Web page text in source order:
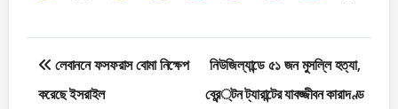
Post
navigation
লেবাননে ফসফরাস বোমা নিক্ষেপ
করেছে ইসরাইল
নিউজিল্যান্ডে ৫১ জন মুসল্লি হত্যা,
ব্রেন্টন ট্যারান্টের যাবজ্জীবন কারাদণ্ড